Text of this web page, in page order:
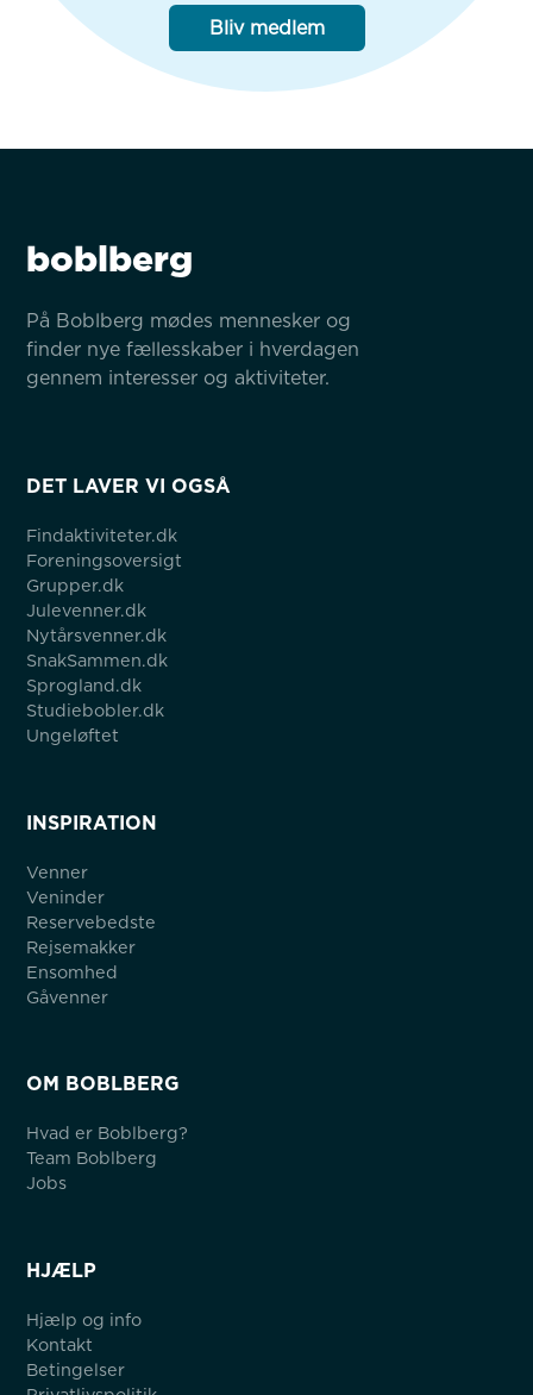
Bliv medlem
boblberg
På Boblberg mødes mennesker og
finder nye fællesskaber i hverdagen
gennem interesser og aktiviteter.
DET LAVER VI OGSÅ
Findaktiviteter.dk
Foreningsoversigt
Grupper.dk
Julevenner.dk
Nytårsvenner.dk
SnakSammen.dk
Sprogland.dk
Studiebobler.dk
Ungeløftet
INSPIRATION
Venner
Veninder
Reservebedste
Rejsemakker
Ensomhed
Gåvenner
OM BOBLBERG
Hvad er Boblberg?
Team Boblberg
Jobs
HJÆLP
Hjælp og info
Kontakt
Betingelser